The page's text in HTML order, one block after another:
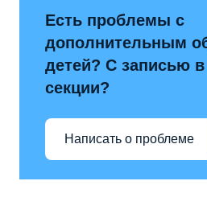
Есть проблемы с
дополнительным
детей? С записью
секции?
Написать о проблеме